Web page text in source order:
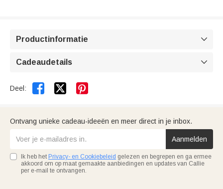
Productinformatie 
Cadeaudetails 
Deel:  
Ontvang unieke cadeau-ideeën en meer direct in je inbox.
Aanmelden
Ik heb het Privacy- en Cookiebeleid gelezen en begrepen en ga ermee
akkoord om op maat gemaakte aanbiedingen en updates van Callie
per e-mail te ontvangen.